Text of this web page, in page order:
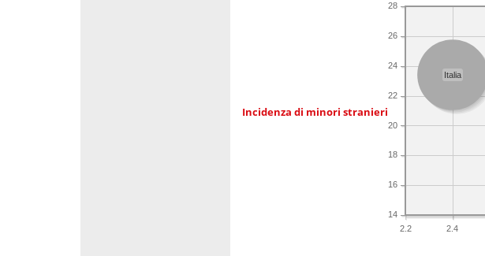
Incidenza di minori stranieri
2.2 2.4
14
16
18
20
22
24
26
28
Italia